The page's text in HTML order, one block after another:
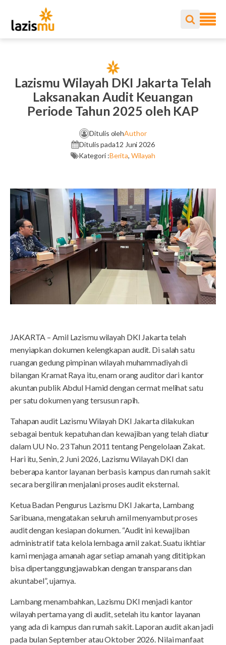
Lazismu Wilayah DKI Jakarta Telah
Laksanakan Audit Keuangan
Periode Tahun 2025 oleh KAP
Ditulis olehAuthor
Ditulis pada12 Juni 2026
Kategori :Berita, Wilayah
JAKARTA – Amil Lazismu wilayah DKI Jakarta telah
menyiapkan dokumen kelengkapan audit. Di salah satu
ruangan gedung pimpinan wilayah muhammadiyah di
bilangan Kramat Raya itu, enam orang auditor dari kantor
akuntan publik Abdul Hamid dengan cermat melihat satu
per satu dokumen yang tersusun rapih.
Tahapan audit Lazismu Wilayah DKI Jakarta dilakukan
sebagai bentuk kepatuhan dan kewajiban yang telah diatur
dalam UU No. 23 Tahun 2011 tentang Pengelolaan Zakat.
Hari itu, Senin, 2 Juni 2026, Lazismu Wilayah DKI dan
beberapa kantor layanan berbasis kampus dan rumah sakit
secara bergiliran menjalani proses audit eksternal.
Ketua Badan Pengurus Lazismu DKI Jakarta, Lambang
Saribuana, mengatakan seluruh amil menyambut proses
audit dengan kesiapan dokumen. “Audit ini kewajiban
administratif tata kelola lembaga amil zakat. Suatu ikhtiar
kami menjaga amanah agar setiap amanah yang dititipkan
bisa dipertanggungjawabkan dengan transparans dan
akuntabel”, ujarnya.
Lambang menambahkan, Lazismu DKI menjadi kantor
wilayah pertama yang di audit, setelah itu kantor layanan
yang ada di kampus dan rumah sakit. Laporan audit akan jadi
pada bulan September atau Oktober 2026. Nilai manfaat